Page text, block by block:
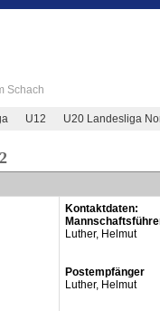
Schach
U12 U20 Landesliga
Kontaktdaten:
Luther, Helmut
Postempfänger
Luther, Helmut